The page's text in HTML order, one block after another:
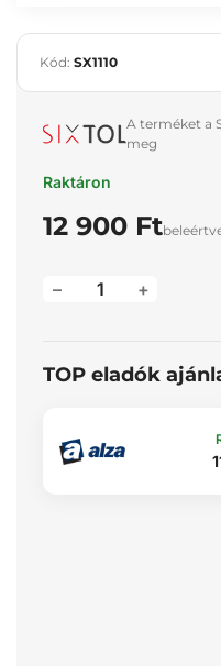
Kód: SX1110
A terméket a
meg
Raktáron
12 900 Ft
+
–
TOP eladók